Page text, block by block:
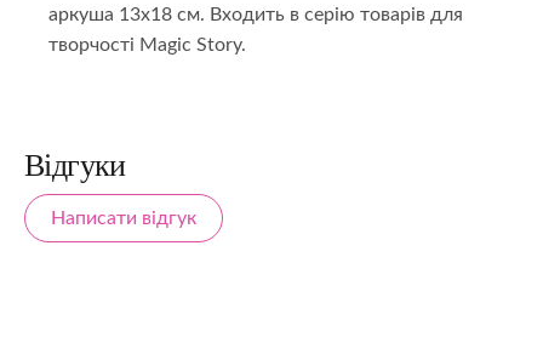
аркуша 13х18 см. Входить в серію товарів для
творчості Magic Story.
Відгуки
Написати відгук